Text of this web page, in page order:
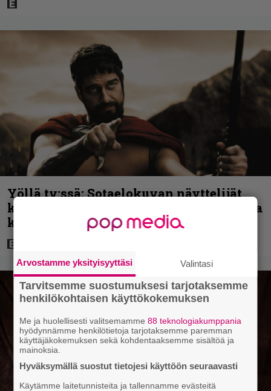
Yöllä tv:ssä: Sotaelokuvan näyttelijät
kasvattivat lihakset nopeasti erikoisella
kikalla – IMDb-arvosana on 7,6
Arvostamme yksityisyyttäsi Valintasi
Tarvitsemme suostumuksesi tarjotaksemme
henkilökohtaisen käyttökokemuksen
Me ja huolellisesti valitsemamme88 teknologiakumppania
hyödynnämme henkilötietoja tarjotaksemme paremman
käyttäjäkokemuksen sekä kohdentaaksemme sisältöä ja
mainoksia.
Hyväksymällä suostut tietojesi käyttöön seuraavasti
Käytämme laitetunnisteita ja tallennamme evästeitä